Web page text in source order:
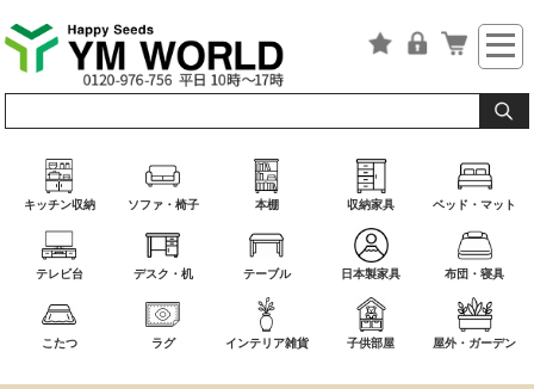
キッチン収納 ソファ・椅子 本棚 収納家具 ベッド・マット
テレビ台 デスク・机 テーブル 日本製家具 布団・寝具
こたつ ラグ インテリア雑貨 子供部屋 屋外・ガーデン